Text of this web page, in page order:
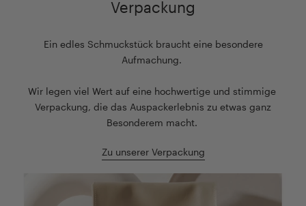
Verpackung
Ein edles Schmuckstück braucht eine besondere
Aufmachung.
Wir legen viel Wert auf eine hochwertige und stimmige
Verpackung, die das Auspackerlebnis zu etwas ganz
Besonderem macht.
Zu unserer Verpackung